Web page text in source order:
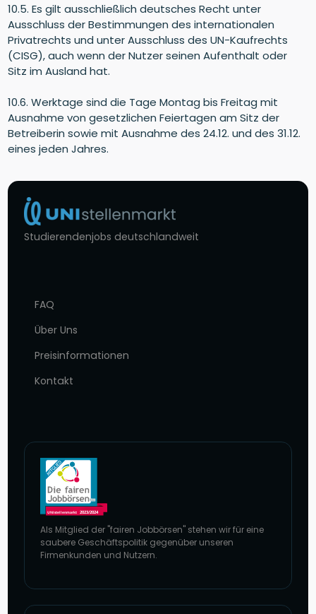
10.5. Es gilt ausschließlich deutsches Recht unter
Ausschluss der Bestimmungen des internationalen
Privatrechts und unter Ausschluss des UN-Kaufrechts
(CISG), auch wenn der Nutzer seinen Aufenthalt oder
Sitz im Ausland hat.
10.6. Werktage sind die Tage Montag bis Freitag mit
Ausnahme von gesetzlichen Feiertagen am Sitz der
Betreiberin sowie mit Ausnahme des 24.12. und des 31.12.
eines jeden Jahres.
Studierendenjobs deutschlandweit
FAQ
Über Uns
Preisinformationen
Kontakt
Als Mitglied der "fairen Jobbörsen" stehen wir für eine
saubere Geschäftspolitik gegenüber unseren
Firmenkunden und Nutzern.